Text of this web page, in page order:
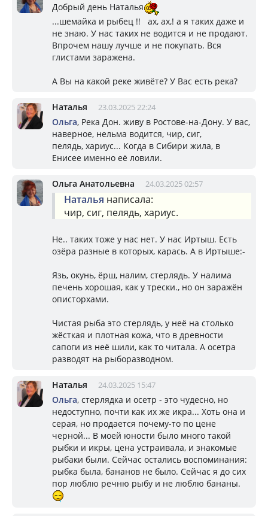
Добрый день Наталья
...шемайка и рыбец !! ах, ах,! а я таких даже и
не знаю. У нас таких не водится и не продают.
Впрочем нашу лучше и не покупать. Вся
глистами заражена.
А Вы на какой реке живёте? У Вас есть река?
Наталья 23.03.2025 22:24
Ольга, Река Дон. живу в Ростове-на-Дону. У вас,
наверное, нельма водится, чир, сиг,
пелядь, хариус... Когда в Сибири жила, в
Енисее именно её ловили.
Ольга Анатольевна 24.03.2025 02:57
Наталья написала:
чир, сиг, пелядь, хариус.
Не.. таких тоже у нас нет. У нас Иртыш. Есть
озёра разные в которых, карась. А в Иртыше:-
Язь, окунь, ёрш, налим, стерлядь. У налима
печень хорошая, как у трески., но он заражён
описторхами.
Чистая рыба это стерлядь, у неё на столько
жёсткая и плотная кожа, что в древности
сапоги из неё шили, как то читала. А осетра
разводят на рыборазводном.
Наталья 24.03.2025 15:47
Ольга, стерлядка и осетр - это чудесно, но
недоступно, почти как их же икра... Хоть она и
серая, но продается почему-то по цене
черной... В моей юности было много такой
рыбки и икры, цена устраивала, и знакомые
рыбаки были. Сейчас остались воспоминания:
рыбка была, бананов не было. Сейчас я до сих
пор люблю речню рыбу и не люблю бананы.